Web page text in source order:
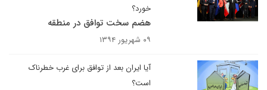
خورد؟
هضم سخت توافق در منطقه
۰۹ شهریور ۱۳۹۴
آیا ایران بعد از توافق برای غرب خطرناک
است؟